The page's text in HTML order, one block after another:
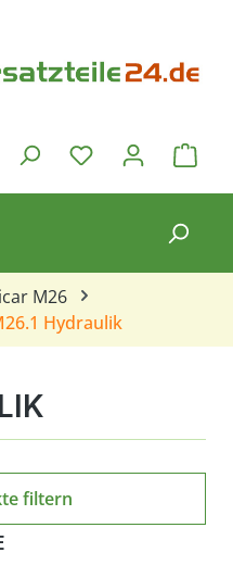
Du hast 0
M26
Hydraulik
filtern